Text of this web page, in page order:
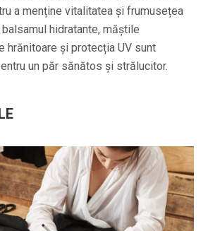
a menține vitalitatea și frumusețea
hidratante, măștile
hrănitoare și protecția UV sunt
un păr sănătos și strălucitor.